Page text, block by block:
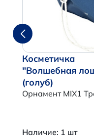
Косметичка
"Волшебная
(голуб)
Орнамент MIX1
Наличие: 1 шт